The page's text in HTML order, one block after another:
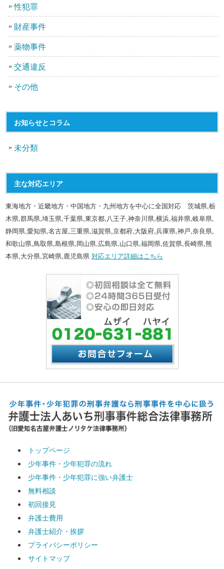
性犯罪
財産事件
薬物事件
交通違反
その他
お知らせとコラム
未分類
主な対応エリア
東海地方・近畿地方・中国地方・九州地方を中心に全国対応 茨城県,栃
木県,群馬県,埼玉県,千葉県,東京都,八王子,神奈川県,横浜,福井県,岐阜県,
静岡県,愛知県,名古屋,三重県,滋賀県,京都府,大阪府,兵庫県,神戸,奈良県,
和歌山県,鳥取県,島根県,岡山県,広島県,山口県,福岡県,佐賀県,長崎県,熊
本県,大分県,宮崎県,鹿児島県対応エリア詳細はこちら
トップページ
少年事件・少年犯罪の流れ
少年事件・少年犯罪に強い弁護士
無料相談
初回接見
弁護士費用
弁護士紹介・挨拶
プライバシーポリシー
サイトマップ